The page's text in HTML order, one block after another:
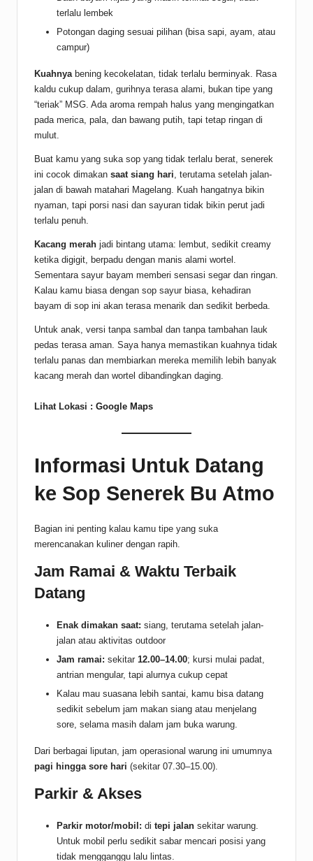
terlalu lembek
Potongan daging sesuai pilihan (bisa sapi, ayam, atau
campur)
Kuahnya bening kecokelatan, tidak terlalu berminyak. Rasa
kaldu cukup dalam, gurihnya terasa alami, bukan tipe yang
“teriak” MSG. Ada aroma rempah halus yang mengingatkan
pada merica, pala, dan bawang putih, tapi tetap ringan di
mulut.
Buat kamu yang suka sop yang tidak terlalu berat, senerek
ini cocok dimakan saat siang hari , terutama setelah jalan-
jalan di bawah matahari Magelang. Kuah hangatnya bikin
nyaman, tapi porsi nasi dan sayuran tidak bikin perut jadi
terlalu penuh.
Kacang merah jadi bintang utama: lembut, sedikit creamy
ketika digigit, berpadu dengan manis alami wortel.
Sementara sayur bayam memberi sensasi segar dan ringan.
Kalau kamu biasa dengan sop sayur biasa, kehadiran
bayam di sop ini akan terasa menarik dan sedikit berbeda.
Untuk anak, versi tanpa sambal dan tanpa tambahan lauk
pedas terasa aman. Saya hanya memastikan kuahnya tidak
terlalu panas dan membiarkan mereka memilih lebih banyak
kacang merah dan wortel dibandingkan daging.
Lihat Lokasi : Google Maps
Informasi Untuk Datang
ke Sop Senerek Bu Atmo
Bagian ini penting kalau kamu tipe yang suka
merencanakan kuliner dengan rapih.
Jam Ramai & Waktu Terbaik
Datang
Enak dimakan saat: siang, terutama setelah jalan-
jalan atau aktivitas outdoor
Jam ramai: sekitar 12.00–14.00; kursi mulai padat,
antrian mengular, tapi alurnya cukup cepat
Kalau mau suasana lebih santai, kamu bisa datang
sedikit sebelum jam makan siang atau menjelang
sore, selama masih dalam jam buka warung.
Dari berbagai liputan, jam operasional warung ini umumnya
pagi hingga sore hari (sekitar 07.30–15.00).
Parkir & Akses
Parkir motor/mobil: di tepi jalan sekitar warung.
Untuk mobil perlu sedikit sabar mencari posisi yang
tidak mengganggu lalu lintas.